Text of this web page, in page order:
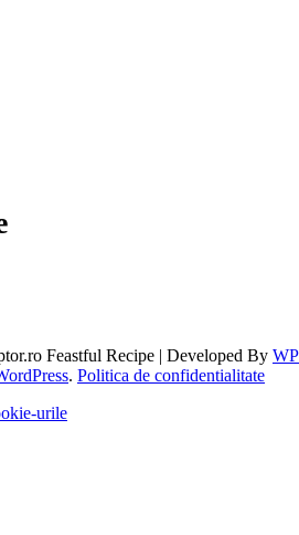
Feastful Recipe | Developed By WP
. Politica de confidentialitate
urile